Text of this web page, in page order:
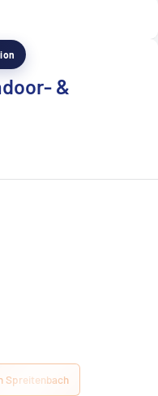
&
Spreitenbach